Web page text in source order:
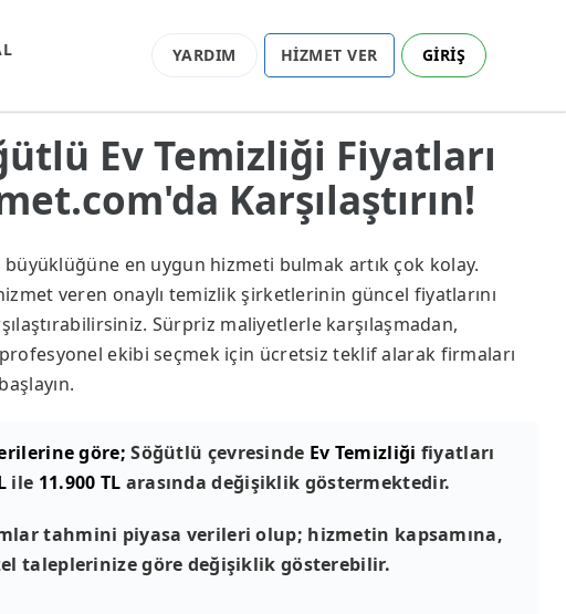
YARDIM HİZMET VER GİRİŞ
Ev Temizliği Fiyatları
Karşılaştırın!
büyüklüğüne en uygun hizmeti bulmak artık çok kolay.
veren onaylı temizlik şirketlerinin güncel fiyatlarını
Sürpriz maliyetlerle karşılaşmadan,
ekibi seçmek için ücretsiz teklif alarak firmaları
göre; Söğütlü çevresinde Ev Temizliği fiyatları
ile 11.900 TL arasında değişiklik göstermektedir.
tahmini piyasa verileri olup; hizmetin kapsamına,
taleplerinize göre değişiklik gösterebilir.